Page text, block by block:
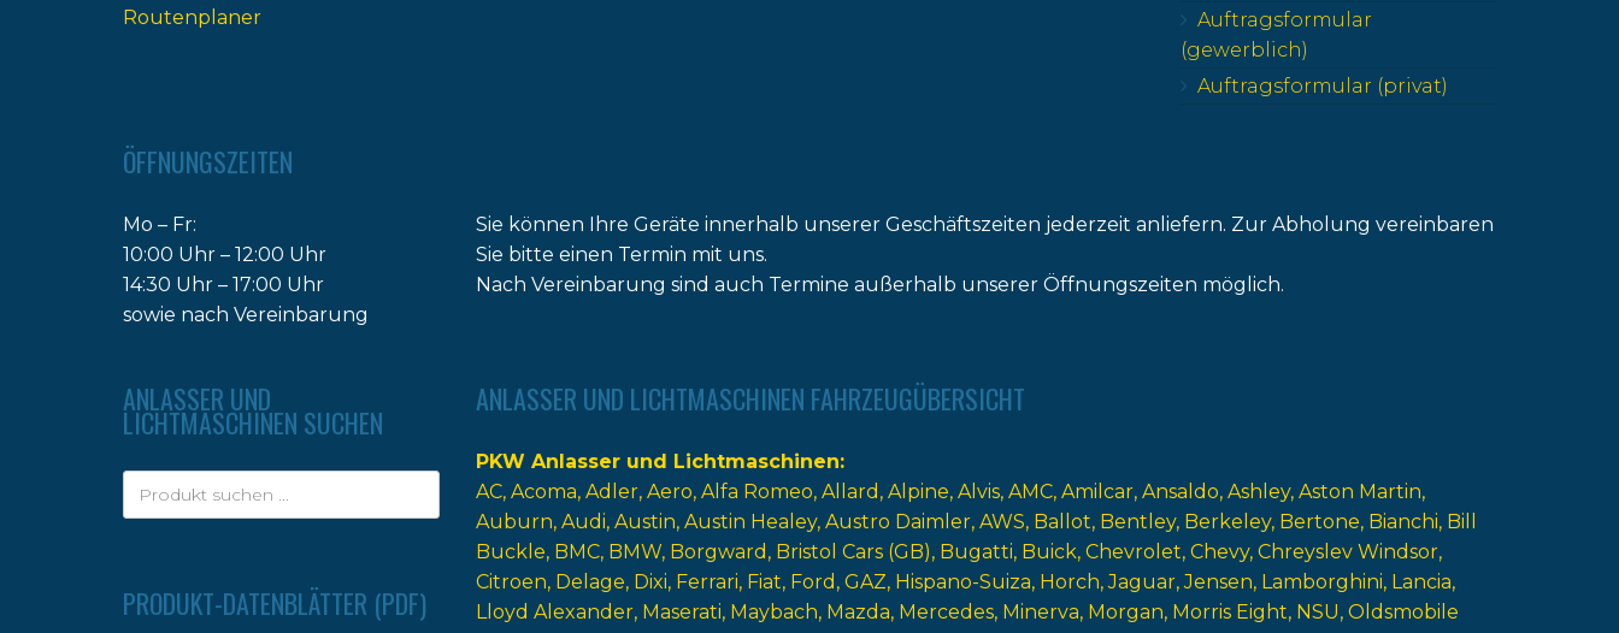
Routenplaner
Auftragsformular
(gewerblich)
Auftragsformular (privat)
ÖFFNUNGSZEITEN
Mo – Fr:
10:00 Uhr – 12:00 Uhr
14:30 Uhr – 17:00 Uhr
sowie nach Vereinbarung
Sie können Ihre Geräte innerhalb unserer Geschäftszeiten jederzeit anliefern. Zur Abholung vereinbaren
Sie bitte einen Termin mit uns.
Nach Vereinbarung sind auch Termine außerhalb unserer Öffnungszeiten möglich.
ANLASSER UND
LICHTMASCHINEN SUCHEN
PRODUKT-DATENBLÄTTER (PDF)
ANLASSER UND LICHTMASCHINEN FAHRZEUGÜBERSICHT
PKW Anlasser und Lichtmaschinen
AC Acoma Adler Aero Alfa Romeo Allard Alpine Alvis AMC Amilcar Ansaldo Ashley Aston Martin
Auburn Audi Austin Austin Healey Austro Daimler AWS Ballot Bentley Berkeley Bertone Bianchi Bill
Buckle BMC BMW Borgward Bristol Cars (GB) Bugatti Buick Chevrolet Chevy Chreyslev Windsor
Citroen Delage Dixi Ferrari Fiat Ford GAZ Hispano-Suiza Horch Jaguar Jensen Lamborghini Lancia
Lloyd Alexander Maserati Maybach Mazda Mercedes Minerva Morgan Morris Eight NSU Oldsmobile